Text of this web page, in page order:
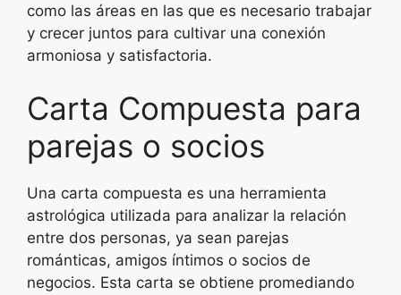
como las áreas en las que es necesario trabajar
y crecer juntos para cultivar una conexión
armoniosa y satisfactoria.
Carta Compuesta para
parejas o socios
Una carta compuesta es una herramienta
astrológica utilizada para analizar la relación
entre dos personas, ya sean parejas
románticas, amigos íntimos o socios de
negocios. Esta carta se obtiene promediando